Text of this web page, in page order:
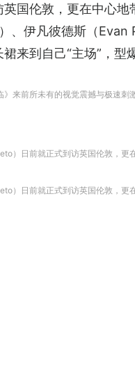
英国伦敦，更在中心
）、伊凡彼德斯（
来到自己“主场”，型
》来前所未有的视觉震撼与极速
）日前就正式到访英国伦敦，更
）日前就正式到访英国伦敦，更